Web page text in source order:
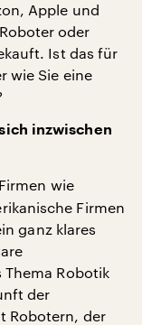
Apple und
oder
Ist das für
wie Sie eine
inzwischen
wie
Firmen
ganz klares
Thema Robotik
der
Robotern, der